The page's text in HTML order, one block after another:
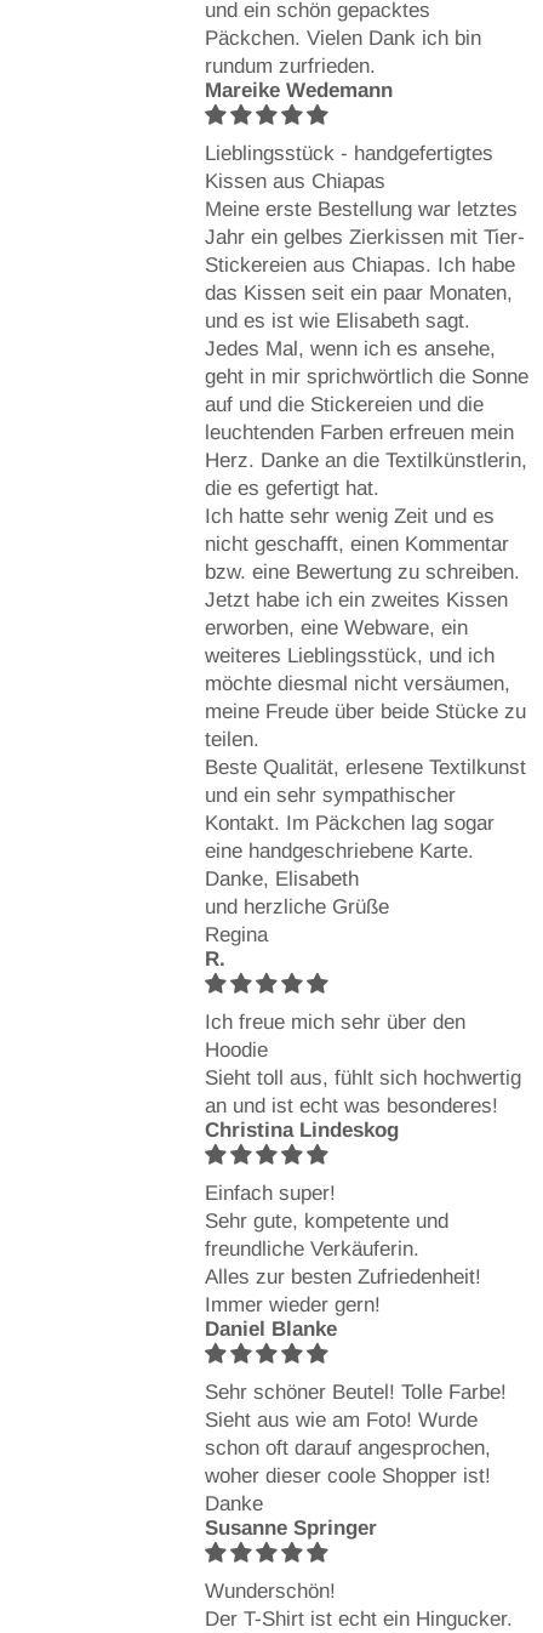
und ein schön gepacktes
Päckchen. Vielen Dank ich bin
rundum zurfrieden.
Mareike Wedemann
Lieblingsstück - handgefertigtes
Kissen aus Chiapas
Meine erste Bestellung war letztes
Jahr ein gelbes Zierkissen mit Tier-
Stickereien aus Chiapas. Ich habe
das Kissen seit ein paar Monaten,
und es ist wie Elisabeth sagt.
Jedes Mal, wenn ich es ansehe,
geht in mir sprichwörtlich die Sonne
auf und die Stickereien und die
leuchtenden Farben erfreuen mein
Herz. Danke an die Textilkünstlerin,
die es gefertigt hat.
Ich hatte sehr wenig Zeit und es
nicht geschafft, einen Kommentar
bzw. eine Bewertung zu schreiben.
Jetzt habe ich ein zweites Kissen
erworben, eine Webware, ein
weiteres Lieblingsstück, und ich
möchte diesmal nicht versäumen,
meine Freude über beide Stücke zu
teilen.
Beste Qualität, erlesene Textilkunst
und ein sehr sympathischer
Kontakt. Im Päckchen lag sogar
eine handgeschriebene Karte.
Danke, Elisabeth
und herzliche Grüße
Regina
R.
Ich freue mich sehr über den
Hoodie
Sieht toll aus, fühlt sich hochwertig
an und ist echt was besonderes!
Christina Lindeskog
Einfach super!
Sehr gute, kompetente und
freundliche Verkäuferin.
Alles zur besten Zufriedenheit!
Immer wieder gern!
Daniel Blanke
Sehr schöner Beutel! Tolle Farbe!
Sieht aus wie am Foto! Wurde
schon oft darauf angesprochen,
woher dieser coole Shopper ist!
Danke
Susanne Springer
Wunderschön!
Der T-Shirt ist echt ein Hingucker.